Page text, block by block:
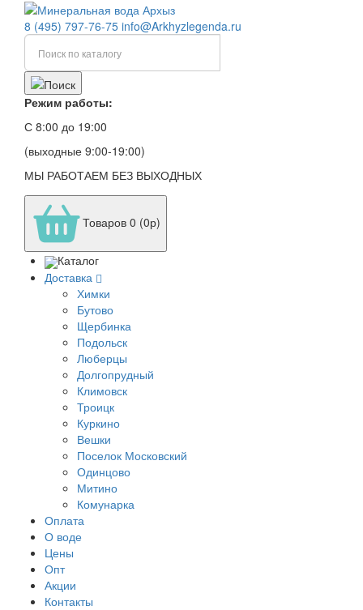
8 (495) 797-76-75 info@Arkhyzlegenda.ru
Режим работы:
С 8:00 до 19:00
(выходные 9:00-19:00)
МЫ РАБОТАЕМ БЕЗ ВЫХОДНЫХ
Товаров 0 (0р)
Каталог
Доставка
Химки
Бутово
Щербинка
Подольск
Люберцы
Долгопрудный
Климовск
Троицк
Куркино
Вешки
Поселок Московский
Одинцово
Митино
Комунарка
Оплата
О воде
Цены
Опт
Акции
Контакты